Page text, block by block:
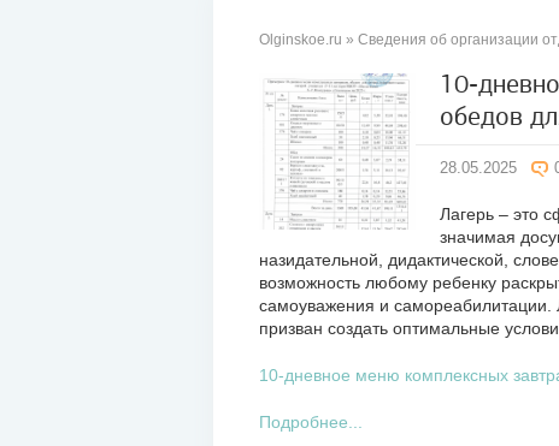
Olginskoe.ru » Сведения об организации
10-
обедов
28.05.2025
Лагерь – это
значимая
назидательной, дидактической,
возможность любому ребенку
самоуважения и
призван создать оптимальные
10-дневное меню комплексных
Подробнее...